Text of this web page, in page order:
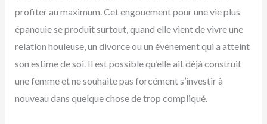
profiter au maximum. Cet engouement pour une vie plus
épanouie se produit surtout, quand elle vient de vivre une
relation houleuse, un divorce ou un événement qui a atteint
son estime de soi. Il est possible qu’elle ait déjà construit
une femme et ne souhaite pas forcément s’investir à
nouveau dans quelque chose de trop compliqué.